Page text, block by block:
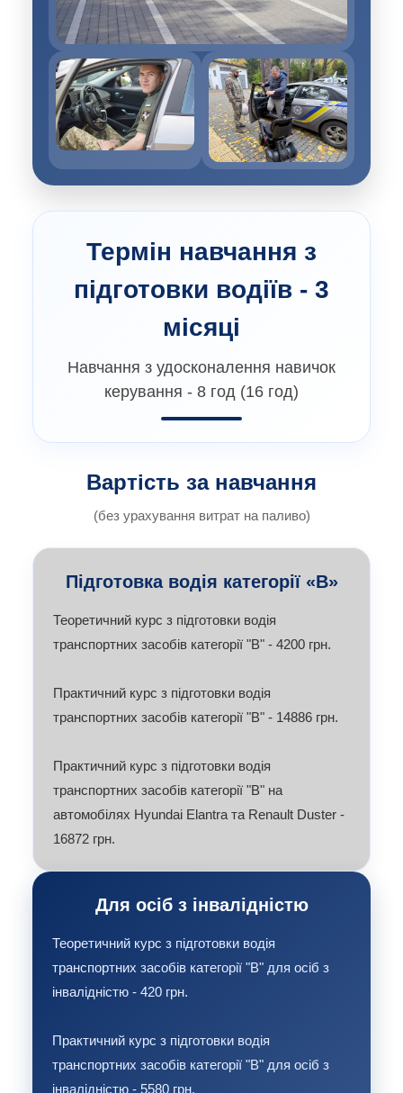
Термін навчання з
підготовки водіїв - 3
місяці
Навчання з удосконалення навичок
керування - 8 год (16 год)
Вартість за навчання
(без урахування витрат на паливо)
Підготовка водія категорії «В»
Теоретичний кypc з пiдготовки водiя
транспортних засобiв категорiї "В" - 4200 грн.
Практичний кypc з пiдготовки водiя
транспортних засобiв категорiї "В" - 14886 грн.
Практичний кypc з пiдготовки водiя
транспортних засобiв категорiї "В" на
автомобілях Hyundai Elantra та Renault Duster -
16872 грн.
Для осіб з інвалідністю
Теоретичний кypc з пiдготовки водiя
транспортних засобiв категорiї "В" для осіб з
інвалідністю - 420 грн.
Практичний кypc з пiдготовки водiя
транспортних засобiв категорiї "В" для осіб з
інвалідністю - 5580 грн.